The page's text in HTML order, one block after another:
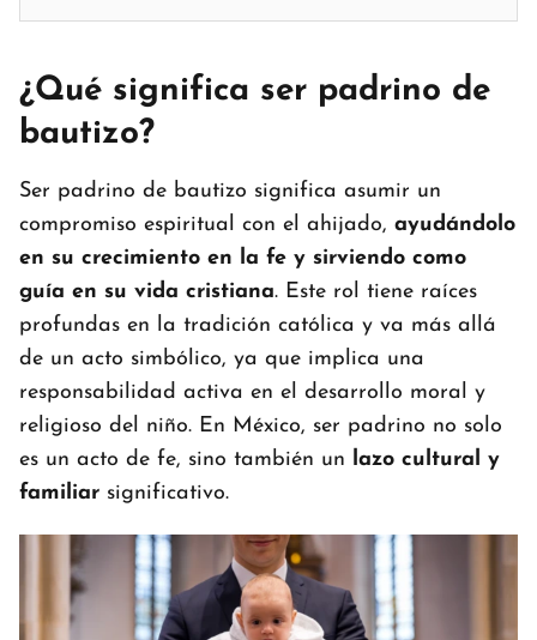
¿Qué significa ser padrino de
bautizo?
Ser padrino de bautizo significa asumir un
compromiso espiritual con el ahijado, ayudándolo
en su crecimiento en la fe y sirviendo como
guía en su vida cristiana. Este rol tiene raíces
profundas en la tradición católica y va más allá
de un acto simbólico, ya que implica una
responsabilidad activa en el desarrollo moral y
religioso del niño. En México, ser padrino no solo
es un acto de fe, sino también un lazo cultural y
familiar significativo.